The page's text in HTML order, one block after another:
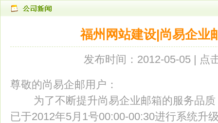
福州网站建设|尚易企业
发布时间：2012-05-05 | 点
尊敬的尚易企邮用户：
为了不断提升尚易企业邮箱的服务品质
已于2012年5月1号00:00-00:30进行系统升